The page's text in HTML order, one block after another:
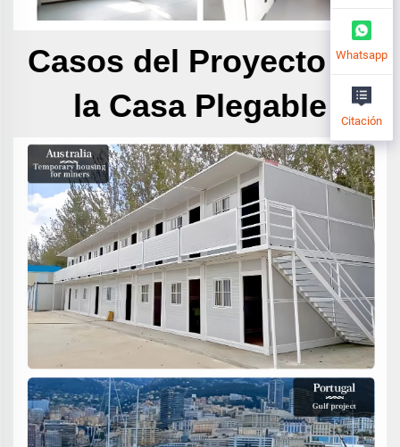
Casos del Proyecto de
la Casa Plegable
Whatsapp
Citación